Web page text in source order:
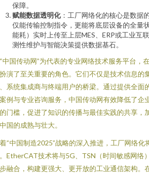
保障。
赋能数据透明化：工厂网络化的核心是数据
仅能传输控制指令，更能将底层设备的全量
能耗）实时上传至上层MES、ERP或工业互
测性维护与智能决策提供数据基石。
中国传动网”为代表的专业网络技术服务平台，
演了至关重要的角色。它们不仅是技术信息的
系统集成商与终端用户的桥梁。通过提供全面
例与专业咨询服务，中国传动网有效降低了企
门槛，促进了知识的传播与最佳实践的共享，
国的成熟与壮大。
“中国制造2025”战略的深入推进，工厂网络化
EtherCAT技术将与5G、TSN（时间敏感网络
融合，构建更强大、更开放的工业通信架构。